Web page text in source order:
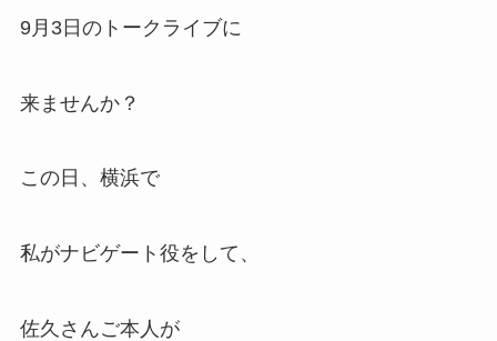
9月3日のトークライブに
来ませんか？
この日、横浜で
私がナビゲート役をして、
佐久さんご本人が